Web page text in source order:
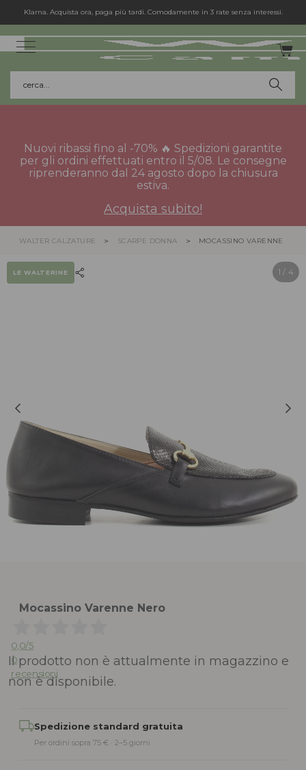
Klarna. Acquista ora, paga più tardi. Comodamente in 3 rate senza interessi.
cerca...
Nuovi ribassi fino al -70% 🔥 Spedizioni garantite
per gli ordini effettuati entro il 5/08. Le consegne
riprenderanno dal 24 agosto dopo la chiusura
estiva.
Acquista subito!
WALTER CALZATURE SCARPE DONNA MOCASSINO VARENNE
1 / 4
LE WALTERINE
Mocassino Varenne Nero
0,0/5
0
recensioni
Il prodotto non è attualmente in magazzino e
non è disponibile.
Spedizione standard gratuita
Per ordini sopra 75 € · 2–5 giorni